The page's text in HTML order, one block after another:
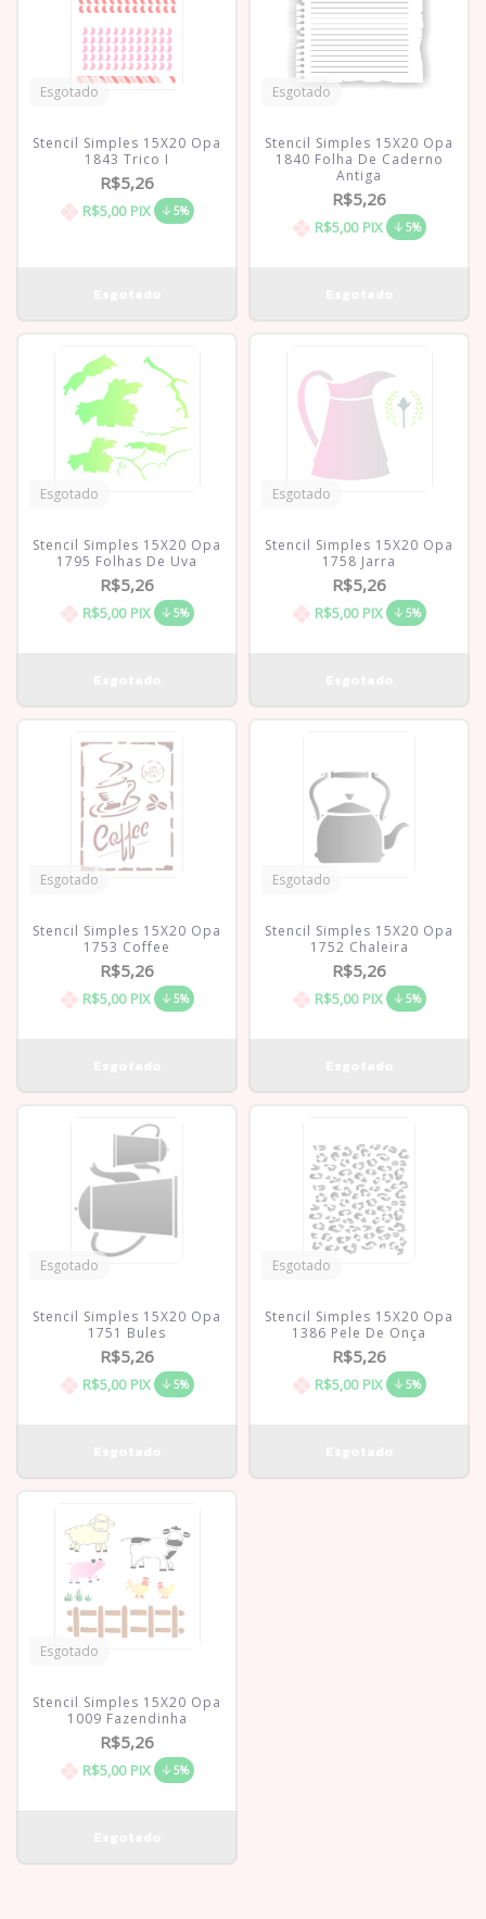
Esgotado
Stencil Simples 15X20 Opa
1843 Trico I
R$5,26
R$5,00 PIX 5%
Esgotado
Stencil Simples 15X20 Opa
1840 Folha De Caderno
Antiga
R$5,26
R$5,00 PIX 5%
Esgotado
Stencil Simples 15X20 Opa
1795 Folhas De Uva
R$5,26
R$5,00 PIX 5%
Esgotado
Stencil Simples 15X20 Opa
1758 Jarra
R$5,26
R$5,00 PIX 5%
Esgotado
Stencil Simples 15X20 Opa
1753 Coffee
R$5,26
R$5,00 PIX 5%
Esgotado
Stencil Simples 15X20 Opa
1752 Chaleira
R$5,26
R$5,00 PIX 5%
Esgotado
Stencil Simples 15X20 Opa
1751 Bules
R$5,26
R$5,00 PIX 5%
Esgotado
Stencil Simples 15X20 Opa
1386 Pele De Onça
R$5,26
R$5,00 PIX 5%
Esgotado
Stencil Simples 15X20 Opa
1009 Fazendinha
R$5,26
R$5,00 PIX 5%